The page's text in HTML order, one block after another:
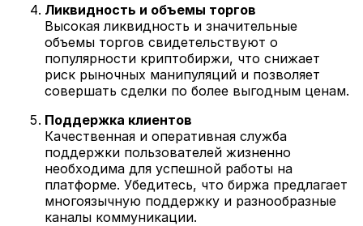
Ликвидность и объемы торгов
Высокая ликвидность и значительные
объемы торгов свидетельствуют о
популярности криптобиржи, что снижает
риск рыночных манипуляций и позволяет
совершать сделки по более выгодным ценам.
Поддержка клиентов
Качественная и оперативная служба
поддержки пользователей жизненно
необходима для успешной работы на
платформе. Убедитесь, что биржа предлагает
многоязычную поддержку и разнообразные
каналы коммуникации.